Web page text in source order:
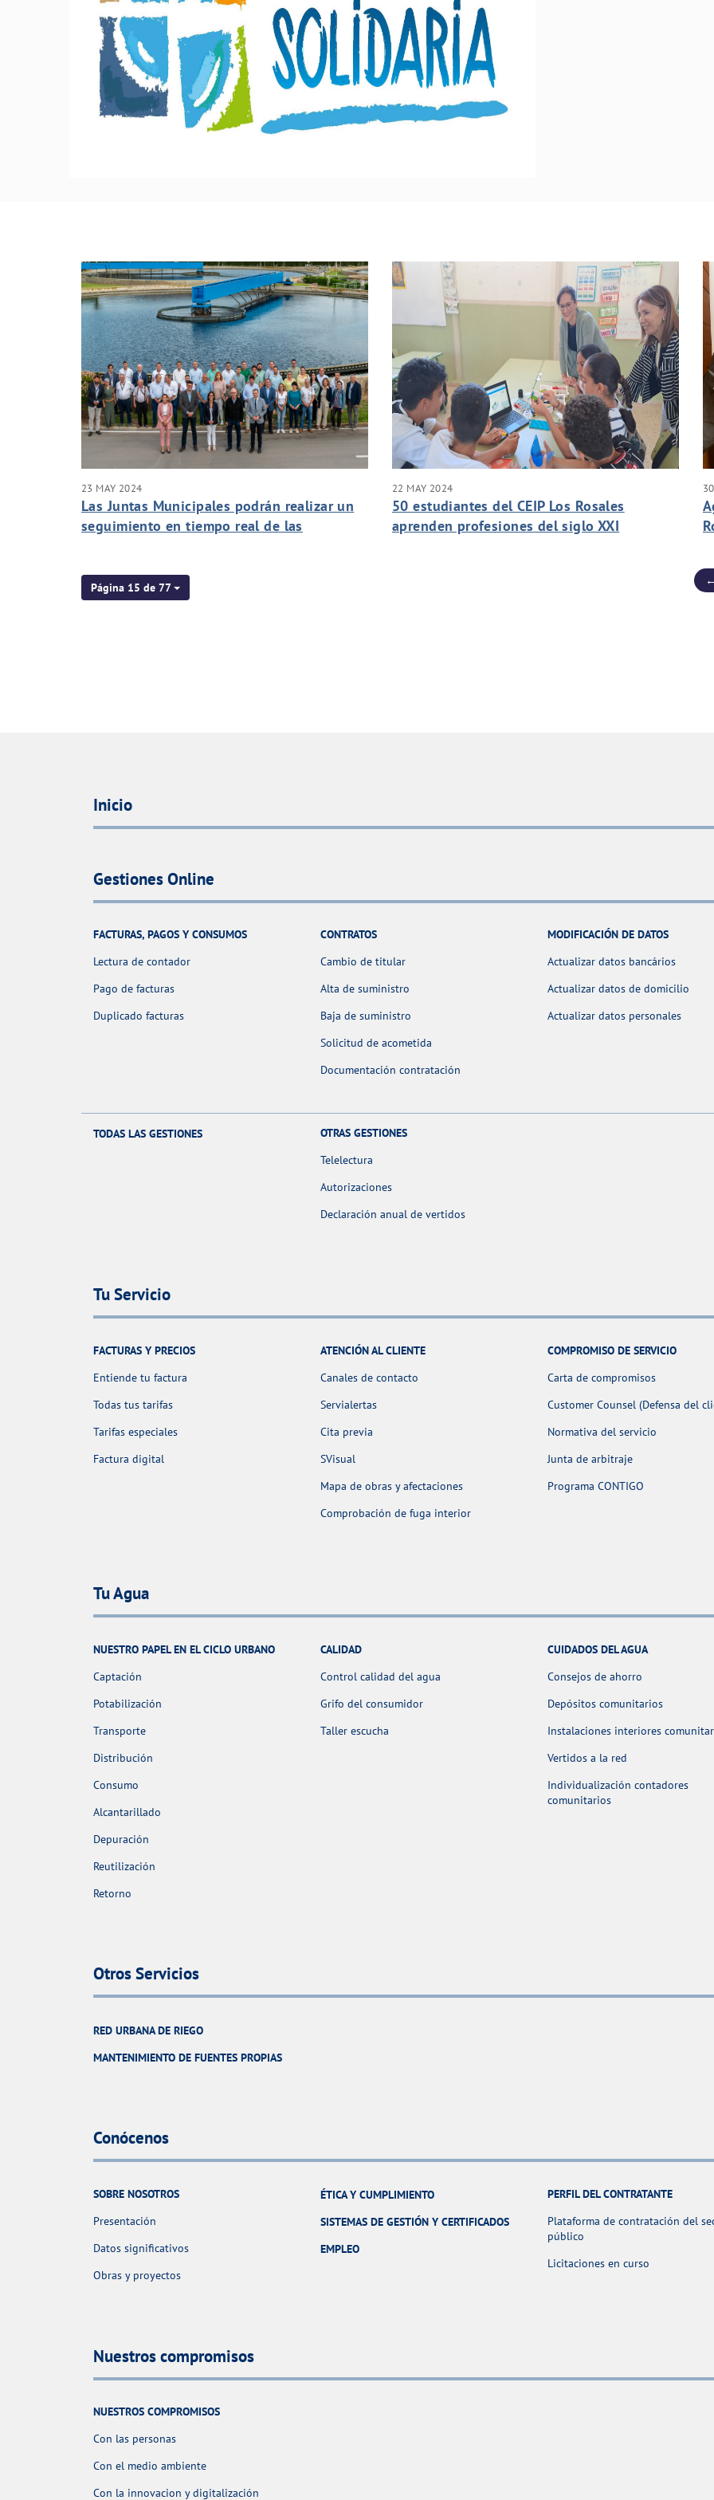
23 MAY 2024
Las Juntas Municipales podrán realizar un
seguimiento en tiempo real de las
22 MAY 2024
50 estudiantes del CEIP Los Rosales
aprenden profesiones del siglo XXI
Página 15 de 77
Inicio
Gestiones Online
FACTURAS, PAGOS Y CONSUMOS
Lectura de contador
Pago de facturas
Duplicado facturas
CONTRATOS
Cambio de titular
Alta de suministro
Baja de suministro
Solicitud de acometida
Documentación contratación
MODIFICACIÓN DE DATOS
Actualizar datos bancários
Actualizar datos de domicilio
Actualizar datos personales
TODAS LAS GESTIONES
OTRAS GESTIONES
Telelectura
Autorizaciones
Declaración anual de vertidos
Tu Servicio
FACTURAS Y PRECIOS
Entiende tu factura
Todas tus tarifas
Tarifas especiales
Factura digital
ATENCIÓN AL CLIENTE
Canales de contacto
Servialertas
Cita previa
SVisual
Mapa de obras y afectaciones
Comprobación de fuga interior
COMPROMISO DE SERVICIO
Carta de compromisos
Customer Counsel (Defensa del
Normativa del servicio
Junta de arbitraje
Programa CONTIGO
Tu Agua
NUESTRO PAPEL EN EL CICLO URBANO
Captación
Potabilización
Transporte
Distribución
Consumo
Alcantarillado
Depuración
Reutilización
Retorno
CALIDAD
Control calidad del agua
Grifo del consumidor
Taller escucha
CUIDADOS DEL AGUA
Consejos de ahorro
Depósitos comunitarios
Instalaciones interiores
Vertidos a la red
Individualización contadores
comunitarios
Otros Servicios
RED URBANA DE RIEGO
MANTENIMIENTO DE FUENTES PROPIAS
Conócenos
SOBRE NOSOTROS
Presentación
Datos significativos
Obras y proyectos
ÉTICA Y CUMPLIMIENTO
SISTEMAS DE GESTIÓN Y CERTIFICADOS
EMPLEO
PERFIL DEL CONTRATANTE
Plataforma de contratación del
público
Licitaciones en curso
Nuestros compromisos
NUESTROS COMPROMISOS
Con las personas
Con el medio ambiente
Con la innovacion y digitalización